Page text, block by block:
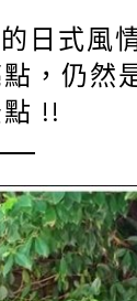
日式風
，仍然
!!